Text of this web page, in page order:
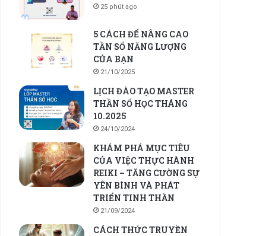
25 phút ago
5 CÁCH ĐỂ NÂNG CAO
TẦN SỐ NĂNG LƯỢNG
CỦA BẠN
21/10/2025
LỊCH ĐÀO TẠO MASTER
THẦN SỐ HỌC THÁNG
10.2025
24/10/2024
KHÁM PHÁ MỤC TIÊU
CỦA VIỆC THỰC HÀNH
REIKI – TĂNG CƯỜNG SỰ
YÊN BÌNH VÀ PHÁT
TRIỂN TINH THẦN
21/09/2024
CÁCH THỨC TRUYỀN